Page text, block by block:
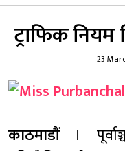
ट्राफिक नियम
23
काठमाडौं।